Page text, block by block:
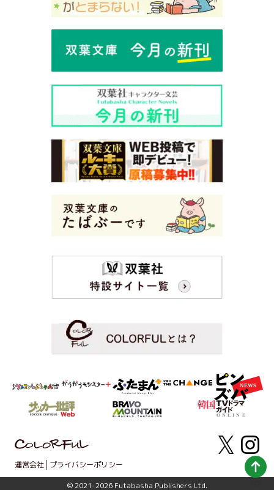
運営会社 プライバシーポリシー
© 2021-2026 Futabasha Publishers Ltd.